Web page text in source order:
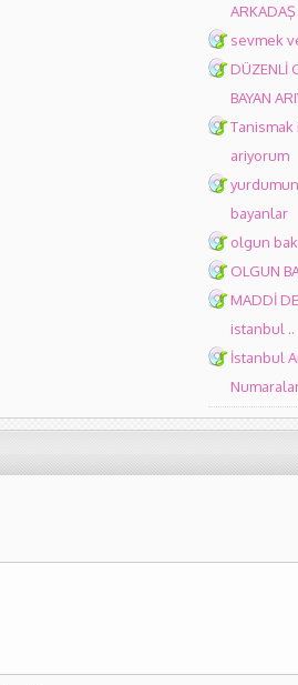
sevmek
DÜZENLİ
BAYAN
Tanismak
ariyorum
bayanlar
olgun
OLGUN
MADDİ
istanbul ..
İstanbul